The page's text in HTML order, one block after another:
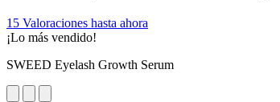
15 Valoraciones hasta ahora
¡Lo más vendido!
SWEED Eyelash Growth Serum